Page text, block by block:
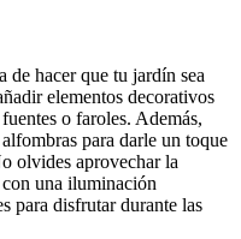
de hacer que tu jardín sea
elementos decorativos
o faroles. Además,
para darle un toque
olvides aprovechar la
una iluminación
para disfrutar durante las